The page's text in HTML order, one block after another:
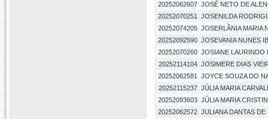
20252062607 JOSÉ NETO DE
20252070251
JOSENILDA
20252074205 JOSERLÂNIA MARIA
20252092590 JOSEVANIA NUNES
20252070260 JOSIANE LAURINDO
20252114104 JOSIMERE DIAS
20252062581
JOYCE SOUZA DO
20252115237 JÚLIA MARIA
20252093603 JÚLIA MARIA
20252062572 JULIANA DANTAS